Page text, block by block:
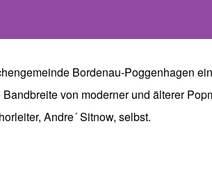
Bordenau-Poggenhagen
von moderner und älterer
Andre´ Sitnow, selbst.